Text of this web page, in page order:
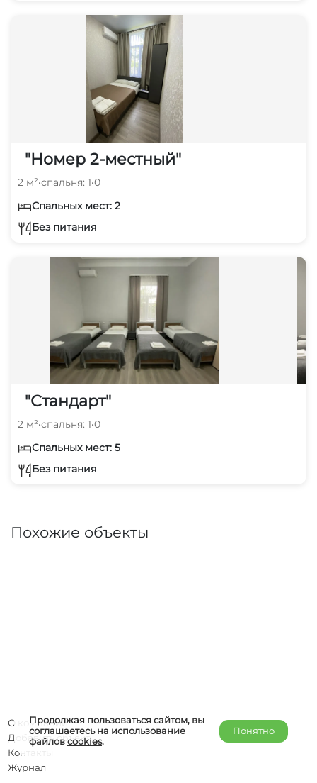
"Номер 2-местный"
2 м²•спальня: 1•0
Спальных мест: 2
Без питания
"Стандарт"
2 м²•спальня: 1•0
Спальных мест: 5
Без питания
Похожие объекты
Продолжая пользоваться сайтом, вы
соглашаетесь на использование
файловcookies.
Понятно
О компании
Добавить объект
Контакты
Журнал